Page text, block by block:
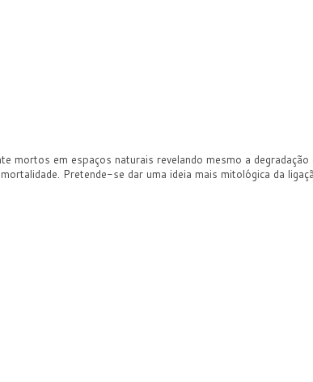
mortos em espaços naturais revelando mesmo a
Pretende-se dar uma ideia mais mitológica da